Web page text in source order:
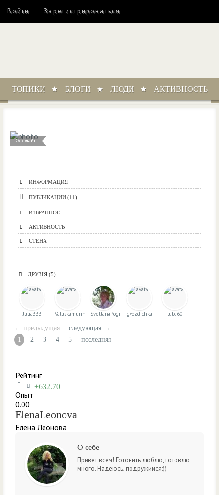
Войти Зарегистрироваться
ТОПИКИ БЛОГИ ЛЮДИ АКТИВНОСТЬ
Оффлайн
ИНФОРМАЦИЯ
ПУБЛИКАЦИИ (11)
ИЗБРАННОЕ
АКТИВНОСТЬ
СТЕНА
ДРУЗЬЯ (5)
Julia333 Valuskamurina SvetlanaPogrebnayagvozdichka luba60
← предыдущая
следующая →
1
2 3 4 5 последняя
Рейтинг
+632.70
Опыт
0.00
ElenaLeonova
Елена Леонова
О себе
Привет всем! Готовить люблю, готовлю
много. Надеюсь, подружимся:))